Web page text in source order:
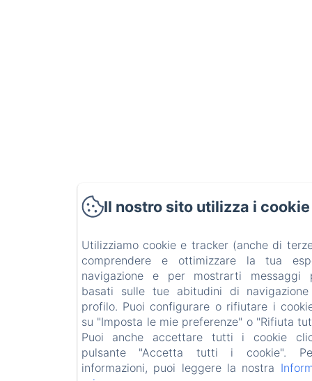
Il nostro sito utilizza i cookie
Utilizziamo cookie e tracker (anche di
comprendere e ottimizzare la tua
navigazione e per mostrarti messaggi
basati sulle tue abitudini di
profilo. Puoi configurare o rifiutare i
su "Imposta le mie preferenze" o "Rifiuta
Puoi anche accettare tutti i cookie
pulsante "Accetta tutti i cookie".
informazioni, puoi leggere la nostra